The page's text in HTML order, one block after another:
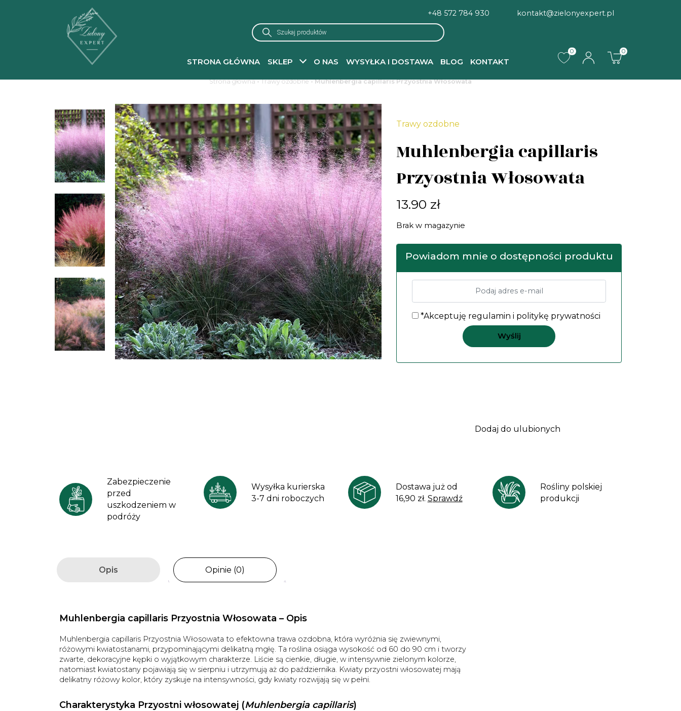
+48 572 784 930
kontakt@zielonyexpert.pl
Wyszukiwarka
produktów
STRONA GŁÓWNA SKLEP O NAS WYSYŁKA I DOSTAWA BLOG KONTAKT
0 0
Strona główna-Trawy ozdobne- Muhlenbergia capillaris Przyostnia Włosowata
Trawy ozdobne
Muhlenbergia capillaris
Przyostnia Włosowata
13.90 zł
Brak w magazynie
Powiadom mnie o dostępności produktu
*Akceptuję regulamin i politykę prywatności
Dodaj do ulubionych
Zabezpieczenie
przed
uszkodzeniem w
podróży
Wysyłka kurierska
3-7 dni roboczych
Dostawa już od
16,90 zł. Sprawdź
Rośliny polskiej
produkcji
Opis Opinie (0)
Muhlenbergia capillaris Przyostnia Włosowata – Opis
Muhlenbergia capillaris Przyostnia Włosowata to efektowna trawa ozdobna, która wyróżnia się zwiewnymi,
różowymi kwiatostanami, przypominającymi delikatną mgłę. Ta roślina osiąga wysokość od 60 do 90 cm i tworzy
zwarte, dekoracyjne kępki o wyjątkowym charakterze. Liście są cienkie, długie, w intensywnie zielonym kolorze,
natomiast kwiatostany pojawiają się w sierpniu i utrzymują aż do października. Kwiaty przyostni włosowatej mają
delikatny różowy kolor, który zyskuje na intensywności, gdy kwiaty rozwijają się w pełni.
Charakterystyka Przyostni włosowatej (Muhlenbergia capillaris)